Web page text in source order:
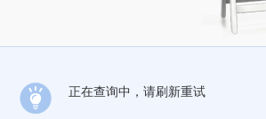
正在查询中，请刷新重试